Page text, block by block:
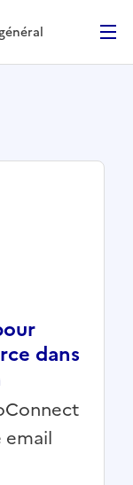
- Retour à la
dans
email